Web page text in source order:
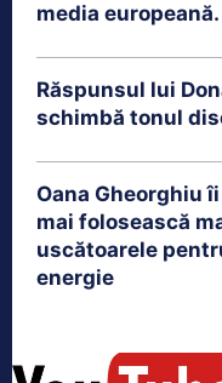
media europeană.
Răspunsul lui
schimbă tonul
Oana Gheorghiu
mai folosească
uscătoarele
energie